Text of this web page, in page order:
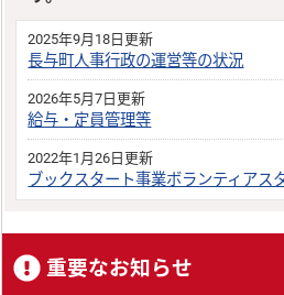
2025年9月18日更新
長与町人事行政の運営等の状況
2026年5月7日更新
給与・定員管理等
2022年1月26日更新
ブックスタート事業ボランティアス
重要なお知らせ